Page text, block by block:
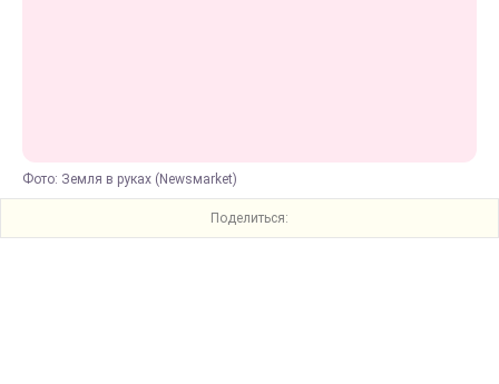
Фото: Земля в руках (Newsмarket)
Поделиться: